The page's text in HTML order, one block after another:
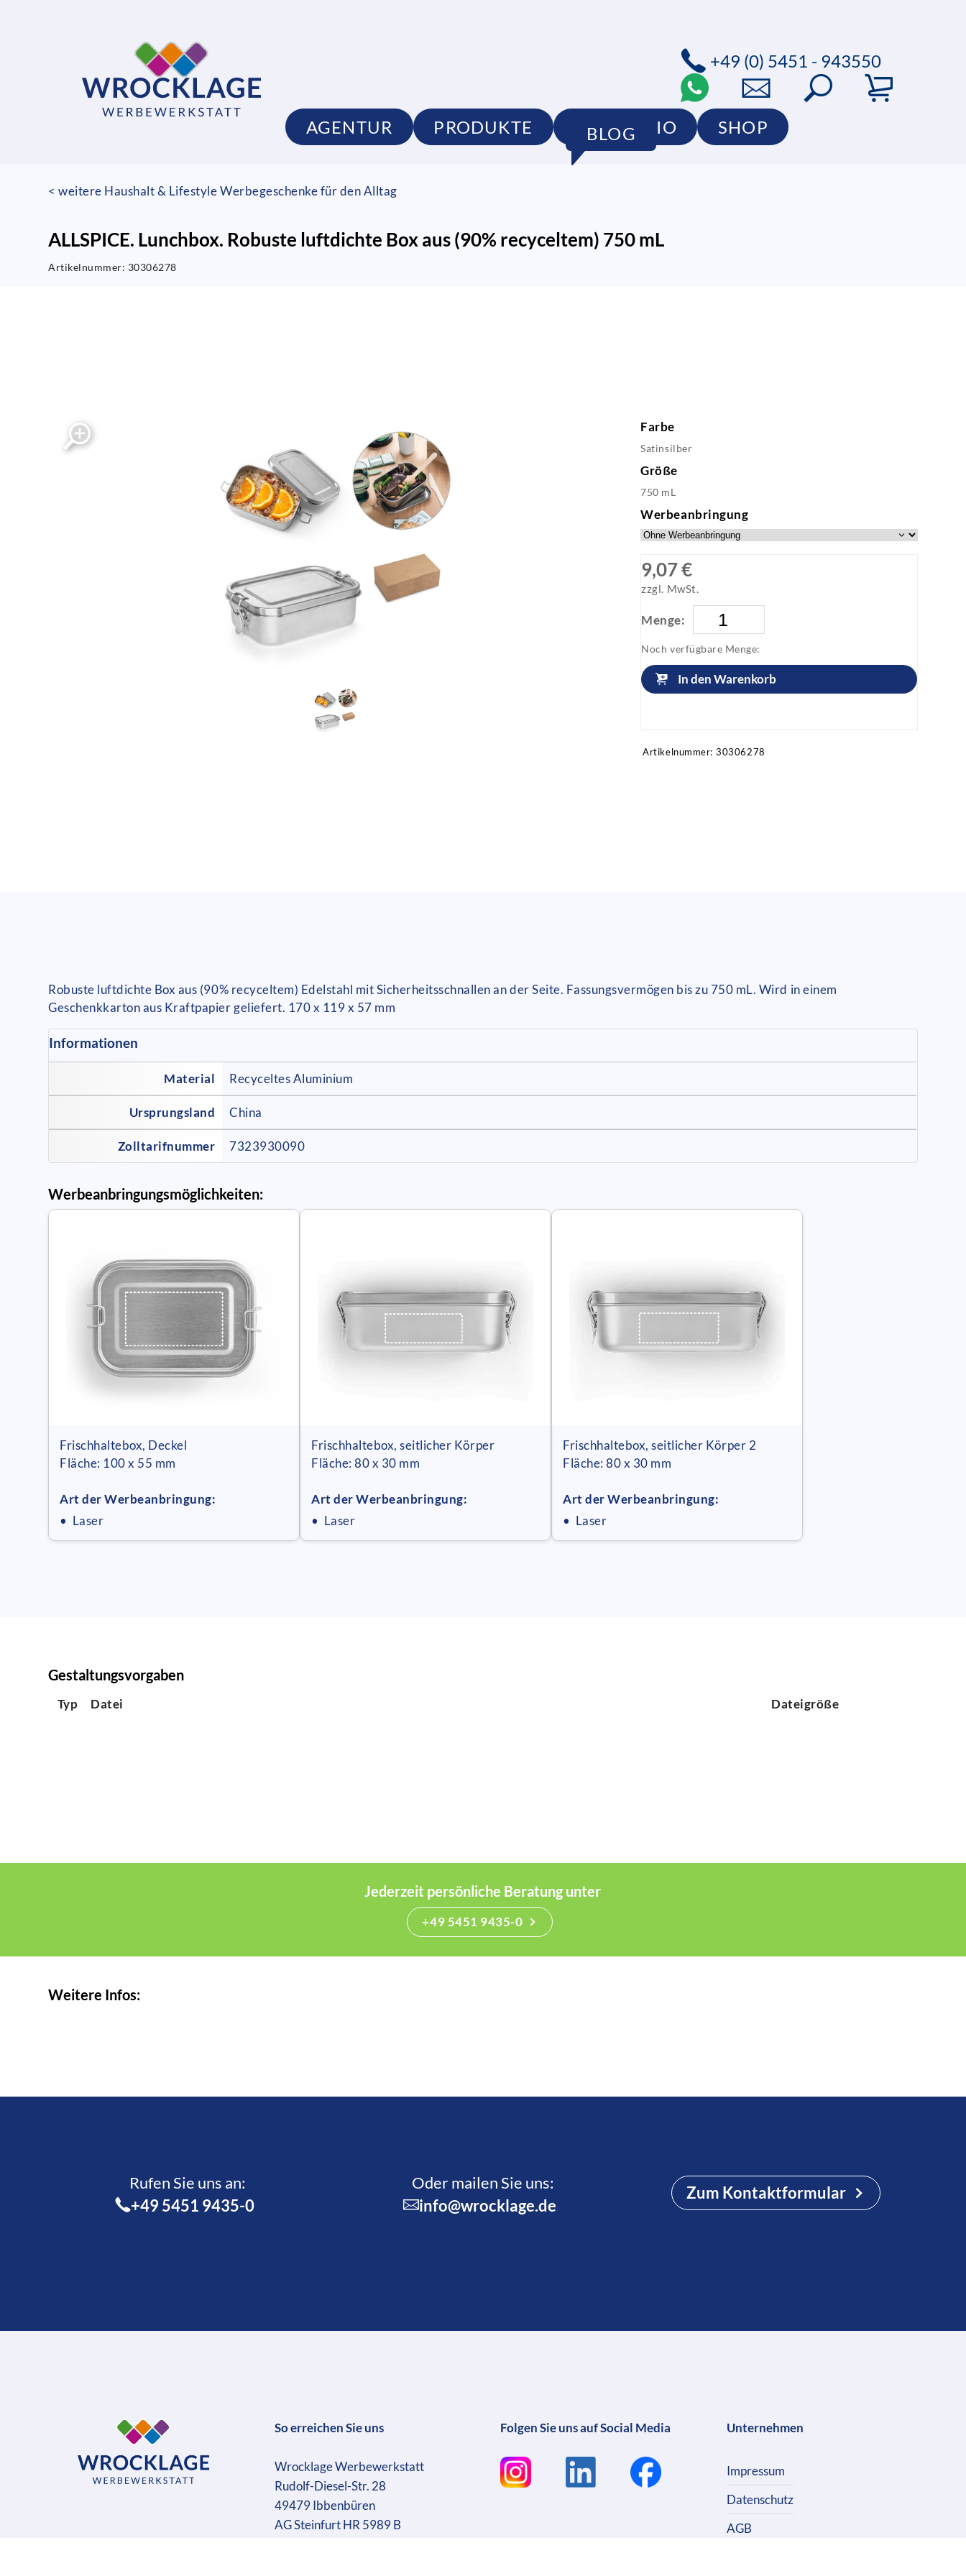
AGENTUR PRODUKTE PORTFOLIO SHOP
BLOG
+49 (0) 5451 - 943550
< weitere Haushalt & Lifestyle Werbegeschenke für den Alltag
ALLSPICE. Lunchbox. Robuste luftdichte Box aus (90% recyceltem) 750 mL
Artikelnummer: 30306278
Farbe
Satinsilber
Größe
750 mL
Werbeanbringung
9,07 €
zzgl. MwSt.
Menge:
Noch verfügbare Menge:
In den Warenkorb
Artikelnummer: 30306278
Robuste luftdichte Box aus (90% recyceltem) Edelstahl mit Sicherheitsschnallen an der Seite. Fassungsvermögen bis zu 750 mL. Wird in einem
Geschenkkarton aus Kraftpapier geliefert. 170 x 119 x 57 mm
Informationen
Material Recyceltes Aluminium
Ursprungsland China
Zolltarifnummer 7323930090
Werbeanbringungsmöglichkeiten:
Frischhaltebox, Deckel
Fläche: 100 x 55 mm
Art der Werbeanbringung:
• Laser
Frischhaltebox, seitlicher Körper
Fläche: 80 x 30 mm
Art der Werbeanbringung:
• Laser
Frischhaltebox, seitlicher Körper 2
Fläche: 80 x 30 mm
Art der Werbeanbringung:
• Laser
Gestaltungsvorgaben
Typ Datei Dateigröße
Jederzeit persönliche Beratung unter
+49 5451 9435-0
Weitere Infos:
Rufen Sie uns an:­
+49 5451 9435-0
Oder mailen Sie uns:
info@wrocklage.de
Zum Kontaktformular
So erreichen Sie uns
Wrocklage Werbewerkstatt
Rudolf-Diesel-Str. 28
49479 Ibbenbüren
AG Steinfurt HR 5989 B
Folgen Sie uns auf Social Media Unternehmen
Impressum
Datenschutz
AGB